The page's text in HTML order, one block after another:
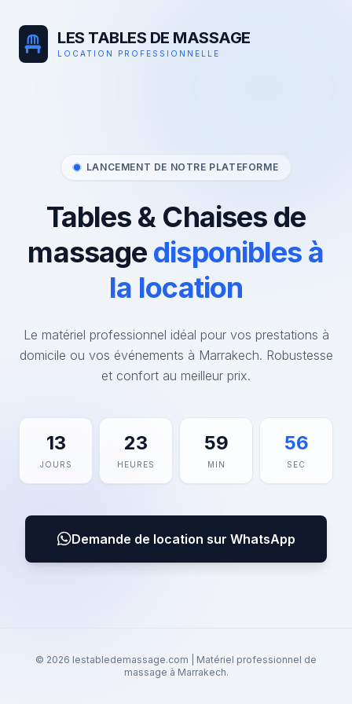
LES TABLES DE MASSAGE
LOCATION PROFESSIONNELLE
LANCEMENT DE NOTRE PLATEFORME
Tables & Chaises de
massage disponibles à
la location
Le matériel professionnel idéal pour vos prestations à
domicile ou vos événements à Marrakech. Robustesse
et confort au meilleur prix.
13
JOURS
23
HEURES
59
MIN
56
SEC
Demande de location sur WhatsApp
© 2026 lestabledemassage.com | Matériel professionnel de
massage à Marrakech.